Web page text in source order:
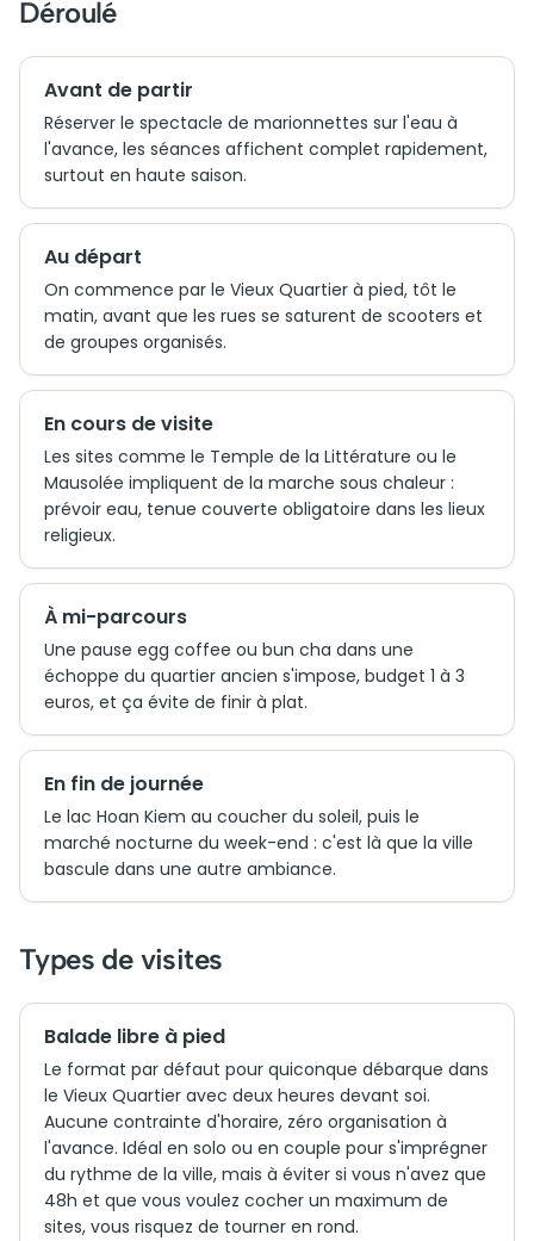
Déroulé
Avant de partir
Réserver le spectacle de marionnettes sur l'eau à
l'avance, les séances affichent complet rapidement,
surtout en haute saison.
Au départ
On commence par le Vieux Quartier à pied, tôt le
matin, avant que les rues se saturent de scooters et
de groupes organisés.
En cours de visite
Les sites comme le Temple de la Littérature ou le
Mausolée impliquent de la marche sous chaleur :
prévoir eau, tenue couverte obligatoire dans les lieux
religieux.
À mi-parcours
Une pause egg coffee ou bun cha dans une
échoppe du quartier ancien s'impose, budget 1 à 3
euros, et ça évite de finir à plat.
En fin de journée
Le lac Hoan Kiem au coucher du soleil, puis le
marché nocturne du week-end : c'est là que la ville
bascule dans une autre ambiance.
Types de visites
Balade libre à pied
Le format par défaut pour quiconque débarque dans
le Vieux Quartier avec deux heures devant soi.
Aucune contrainte d'horaire, zéro organisation à
l'avance. Idéal en solo ou en couple pour s'imprégner
du rythme de la ville, mais à éviter si vous n'avez que
48h et que vous voulez cocher un maximum de
sites, vous risquez de tourner en rond.